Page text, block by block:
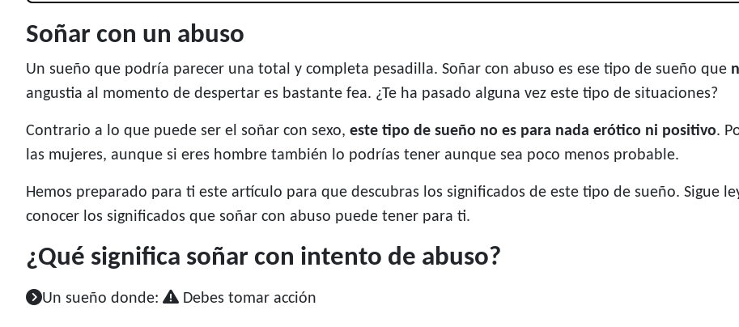
Soñar con un abuso
Un sueño que podría parecer una total y completa pesadilla. Soñar con abuso es ese tipo de sueño que
angustia al momento de despertar es bastante fea. ¿Te ha pasado alguna vez este tipo de situaciones?
Contrario a lo que puede ser el soñar con sexo, este tipo de sueño no es para nada erótico ni positivo.
las mujeres, aunque si eres hombre también lo podrías tener aunque sea poco menos probable.
Hemos preparado para ti este artículo para que descubras los significados de este tipo de sueño. Sigue
conocer los significados que soñar con abuso puede tener para ti.
¿Qué significa soñar con intento de abuso?
Un sueño donde: Debes tomar acción